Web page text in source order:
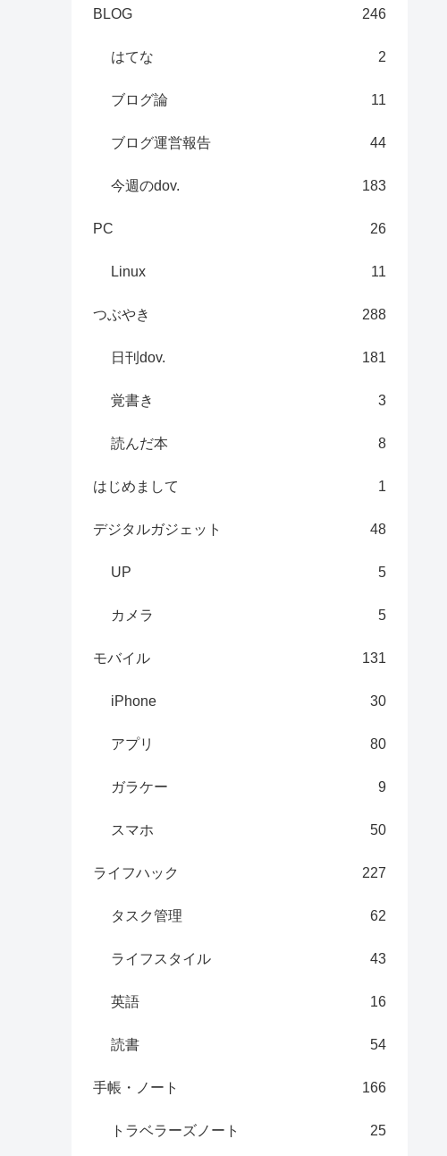
BLOG 246
はてな 2
ブログ論 11
ブログ運営報告 44
今週のdov. 183
PC 26
Linux 11
つぶやき 288
日刊dov. 181
覚書き 3
読んだ本 8
はじめまして 1
デジタルガジェット 48
UP 5
カメラ 5
モバイル 131
iPhone 30
アプリ 80
ガラケー 9
スマホ 50
ライフハック 227
タスク管理 62
ライフスタイル 43
英語 16
読書 54
手帳・ノート 166
トラベラーズノート 25